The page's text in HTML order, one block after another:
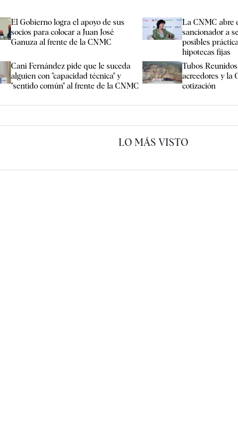
El Gobierno logra el apoyo de sus
socios para colocar a Juan José
Ganuza al frente de la CNMC
La CNMC abre
sancionador a
posibles
hipotecas fijas
Cani Fernández pide que le suceda
alguien con "capacidad técnica" y
"sentido común" al frente de la CNMC
Tubos
acreedores y la
cotización
LO MÁS VISTO